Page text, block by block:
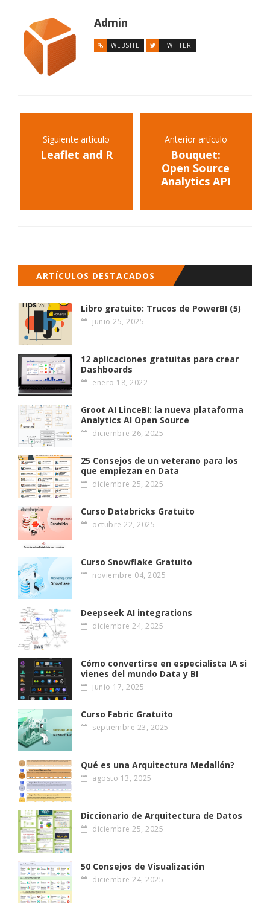
Admin
WEBSITE TWITTER
Siguiente artículo
Leaflet and R
Anterior artículo
Bouquet:
Open Source
Analytics API
ARTÍCULOS DESTACADOS
Libro gratuito: Trucos de PowerBI (5)
junio 25, 2025
12 aplicaciones gratuitas para crear
Dashboards
enero 18, 2022
Groot AI LinceBI: la nueva plataforma
Analytics AI Open Source
diciembre 26, 2025
25 Consejos de un veterano para los
que empiezan en Data
diciembre 25, 2025
Curso Databricks Gratuito
octubre 22, 2025
Curso Snowflake Gratuito
noviembre 04, 2025
Deepseek AI integrations
diciembre 24, 2025
Cómo convertirse en especialista IA si
vienes del mundo Data y BI
junio 17, 2025
Curso Fabric Gratuito
septiembre 23, 2025
Qué es una Arquitectura Medallón?
agosto 13, 2025
Diccionario de Arquitectura de Datos
diciembre 25, 2025
50 Consejos de Visualización
diciembre 24, 2025